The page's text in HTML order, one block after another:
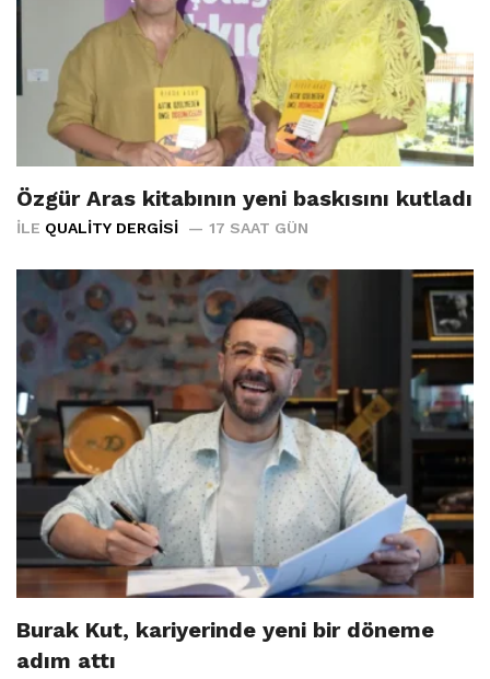
Özgür Aras kitabının yeni baskısını kutladı
İLE QUALITY DERGISI 17 SAAT GÜN
Burak Kut, kariyerinde yeni bir döneme
adım attı